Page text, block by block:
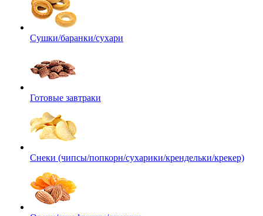
Сушки/баранки/сухари
Готовые завтраки
Снеки (чипсы/попкорн/сухарики/крендельки/крекер)